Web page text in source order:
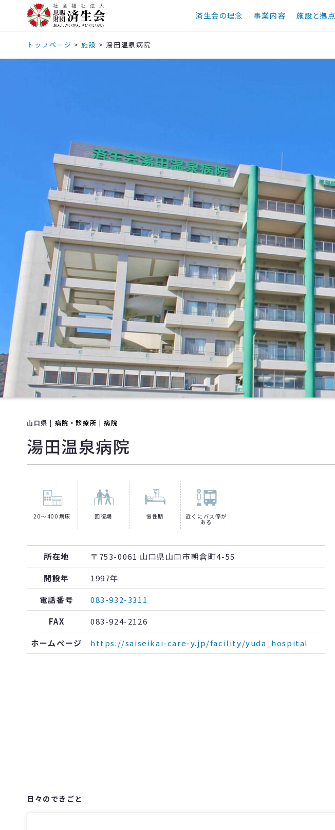
済生会の理念 事業内容 施設と拠点
トップページ >施設 >湯田温泉病院
山口県 | 病院・診療所 |病院
湯田温泉病院
20～400病床 回復期 慢性期 近くにバス停が
ある
所在地
〒753-0061 山口県山口市朝倉町4-55
開設年
1997年
電話番号
083-932-3311
FAX
083-924-2126
ホームページ
https://saiseikai-care-y.jp/facility/yuda_hospital
日々のできごと